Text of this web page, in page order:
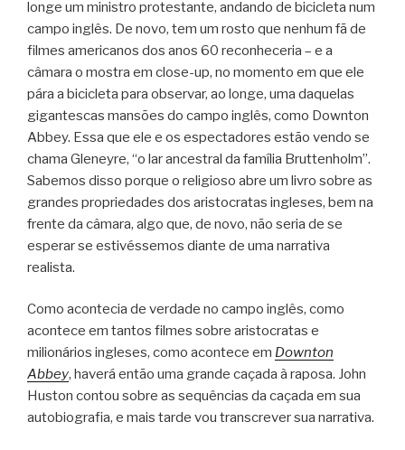
longe um ministro protestante, andando de bicicleta num
campo inglês. De novo, tem um rosto que nenhum fã de
filmes americanos dos anos 60 reconheceria – e a
câmara o mostra em close-up, no momento em que ele
pára a bicicleta para observar, ao longe, uma daquelas
gigantescas mansões do campo inglês, como Downton
Abbey. Essa que ele e os espectadores estão vendo se
chama Gleneyre, “o lar ancestral da família Bruttenholm”.
Sabemos disso porque o religioso abre um livro sobre as
grandes propriedades dos aristocratas ingleses, bem na
frente da câmara, algo que, de novo, não seria de se
esperar se estivéssemos diante de uma narrativa
realista.
Como acontecia de verdade no campo inglês, como
acontece em tantos filmes sobre aristocratas e
milionários ingleses, como acontece em Downton
Abbey, haverá então uma grande caçada à raposa. John
Huston contou sobre as sequências da caçada em sua
autobiografia, e mais tarde vou transcrever sua narrativa.